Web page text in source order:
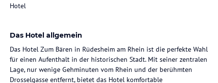
Hotel
Das Hotel allgemein
Das Hotel Zum Bären in Rüdesheim am Rhein ist die perfekte Wahl
für einen Aufenthalt in der historischen Stadt. Mit seiner zentralen
Lage, nur wenige Gehminuten vom Rhein und der berühmten
Drosselgasse entfernt, bietet das Hotel komfortable